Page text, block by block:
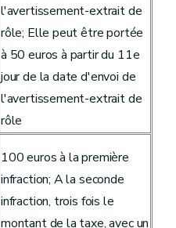
l'avertissement-extrait de
rôle; Elle peut être portée
à 50 euros à partir du 11e
jour de la date d'envoi de
l'avertissement-extrait de
rôle
100 euros à la première
infraction; A la seconde
infraction, trois fois le
montant de la taxe, avec un